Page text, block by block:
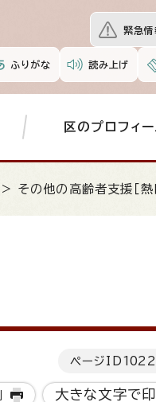
緊急情
ふりがな 読み上げ
区のプロフィ
> その他の高齢者支援［熱
ページID
大きな文字で印